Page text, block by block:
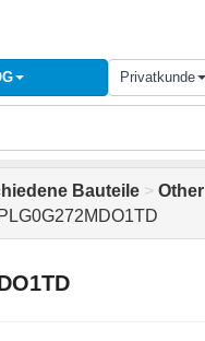
Privatkunde
Bauteile > Other
PLG0G272MDO1TD